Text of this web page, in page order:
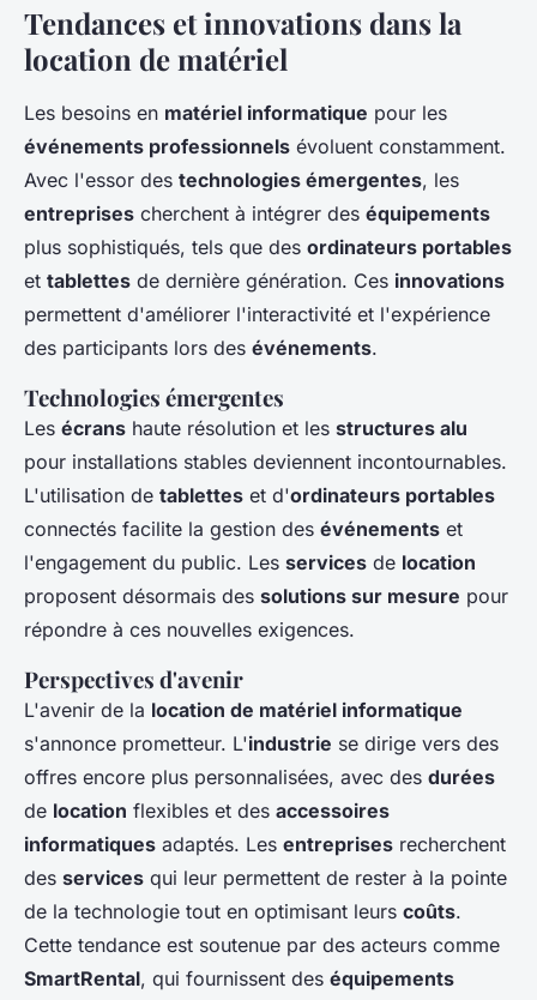
Tendances et innovations dans la
location de matériel
Les besoins en matériel informatique pour les
événements professionnels évoluent constamment.
Avec l'essor des technologies émergentes, les
entreprises cherchent à intégrer des équipements
plus sophistiqués, tels que des ordinateurs portables
et tablettes de dernière génération. Ces innovations
permettent d'améliorer l'interactivité et l'expérience
des participants lors des événements.
Technologies émergentes
Les écrans haute résolution et les structures alu
pour installations stables deviennent incontournables.
L'utilisation de tablettes et d'ordinateurs portables
connectés facilite la gestion des événements et
l'engagement du public. Les services de location
proposent désormais des solutions sur mesure pour
répondre à ces nouvelles exigences.
Perspectives d'avenir
L'avenir de la location de matériel informatique
s'annonce prometteur. L'industrie se dirige vers des
offres encore plus personnalisées, avec des durées
de location flexibles et des accessoires
informatiques adaptés. Les entreprises recherchent
des services qui leur permettent de rester à la pointe
de la technologie tout en optimisant leurs coûts.
Cette tendance est soutenue par des acteurs comme
SmartRental, qui fournissent des équipements